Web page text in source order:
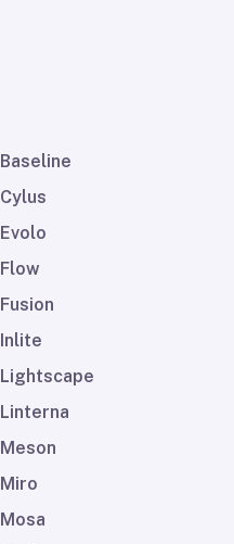
Baseline
Cylus
Evolo
Flow
Fusion
Inlite
Lightscape
Linterna
Meson
Miro
Mosa